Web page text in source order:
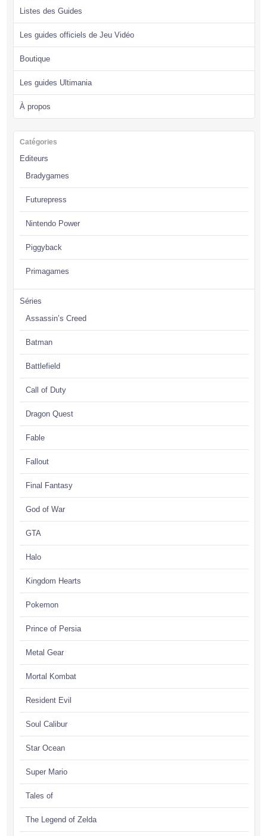
Listes des Guides
Les guides officiels de Jeu Vidéo
Boutique
Les guides Ultimania
À propos
Catégories
Editeurs
Bradygames
Futurepress
Nintendo Power
Piggyback
Primagames
Séries
Assassin’s Creed
Batman
Battlefield
Call of Duty
Dragon Quest
Fable
Fallout
Final Fantasy
God of War
GTA
Halo
Kingdom Hearts
Pokemon
Prince of Persia
Metal Gear
Mortal Kombat
Resident Evil
Soul Calibur
Star Ocean
Super Mario
Tales of
The Legend of Zelda